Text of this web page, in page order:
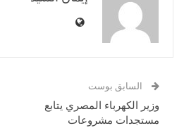
السابق بوست
وزير الكهرباء المصري يتابع
مستجدات مشروعات